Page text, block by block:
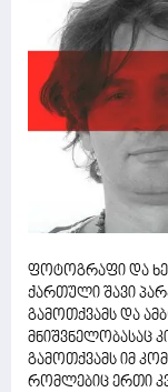
ფოტოგრაფი და
ქართული შავი
გამოთქვამს და
მნიშვნელობასაც
გამოთქვამს იმ
რომლებიც ერთი